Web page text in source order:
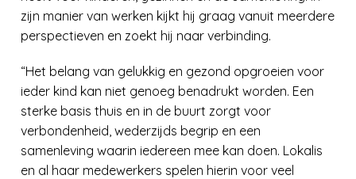
zijn manier van werken kijkt hij graag vanuit meerdere
perspectieven en zoekt hij naar verbinding.
“Het belang van gelukkig en gezond opgroeien voor
ieder kind kan niet genoeg benadrukt worden. Een
sterke basis thuis en in de buurt zorgt voor
verbondenheid, wederzijds begrip en een
samenleving waarin iedereen mee kan doen. Lokalis
en al haar medewerkers spelen hierin voor veel